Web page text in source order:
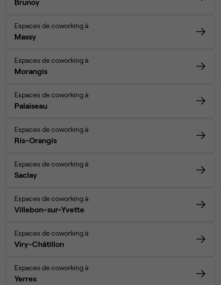
Brunoy
Espaces de coworking à
Massy
Espaces de coworking à
Morangis
Espaces de coworking à
Palaiseau
Espaces de coworking à
Ris-Orangis
Espaces de coworking à
Saclay
Espaces de coworking à
Villebon-sur-Yvette
Espaces de coworking à
Viry-Châtillon
Espaces de coworking à
Yerres